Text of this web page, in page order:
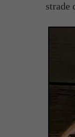
strade